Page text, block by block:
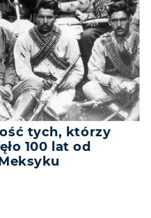
tych, którzy
100 lat od